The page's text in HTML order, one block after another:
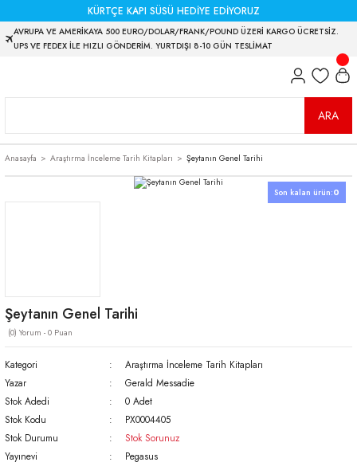
KÜRTÇE KAPI SÜSÜ HEDİYE EDİYORUZ
AVRUPA VE AMERİKAYA 500 EURO/DOLAR/FRANK/POUND ÜZERİ KARGO ÜCRETSİZ.
UPS VE FEDEX İLE HIZLI GÖNDERİM. YURTDIŞI 8-10 GÜN TESLİMAT
ARA
Anasayfa Araştırma İnceleme Tarih Kitapları Şeytanın Genel Tarihi
Son kalan ürün:0
Şeytanın Genel Tarihi
(0) Yorum - 0 Puan
Kategori
Araştırma İnceleme Tarih Kitapları
Yazar
Gerald Messadie
Stok Adedi
0 Adet
Stok Kodu
PX0004405
Stok Durumu
Stok Sorunuz
Yayınevi
Pegasus